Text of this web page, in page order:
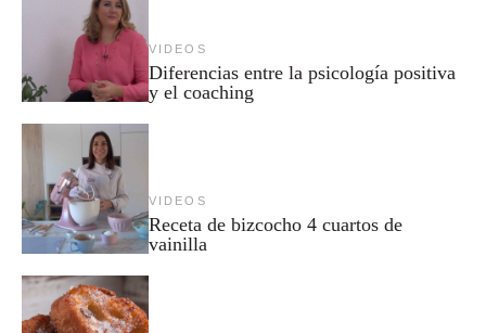
VIDEOS
Diferencias entre la psicología positiva
y el coaching
VIDEOS
Receta de bizcocho 4 cuartos de
vainilla